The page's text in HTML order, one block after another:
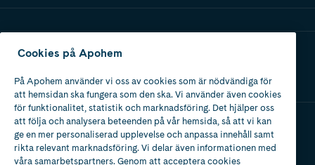
Ladda ner vår app
Apotek med tillstånd
av Läkemedelsverket
Cookies på Apohem
På Apohem använder vi oss av cookies som är nödvändiga för
att hemsidan ska fungera som den ska. Vi använder även cookies
för funktionalitet, statistik och marknadsföring. Det hjälper oss
att följa och analysera beteenden på vår hemsida, så att vi kan
ge en mer personaliserad upplevelse och anpassa innehåll samt
rikta relevant marknadsföring. Vi delar även informationen med
våra samarbetspartners. Genom att acceptera cookies